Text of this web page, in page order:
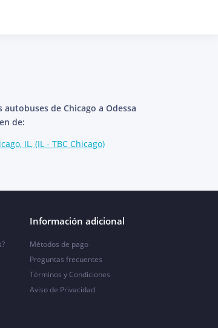
autobuses de Chicago a Odessa
de:
IL, (IL - TBC Chicago)
Información adicional
Métodos de pago
Preguntas frecuentes
Términos y Condiciones
Aviso de Privacidad